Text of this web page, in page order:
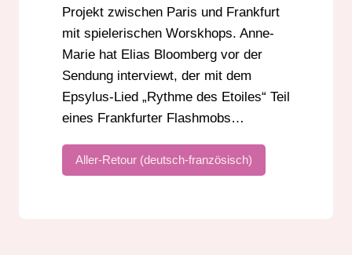
Projekt zwischen Paris und Frankfurt
mit spielerischen Worskhops. Anne-
Marie hat Elias Bloomberg vor der
Sendung interviewt, der mit dem
Epsylus-Lied „Rythme des Etoiles“ Teil
eines Frankfurter Flashmobs…
Aller-Retour (deutsch-französisch)